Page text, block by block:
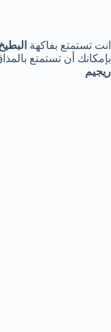
انت تستمتع بفاكهة
بإمكانك أن تستمتع
ريجيم